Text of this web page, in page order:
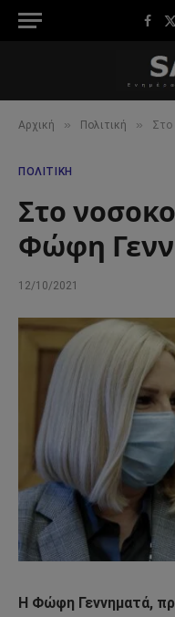
X
Αρχική » Πολιτική » Στο
ΠΟΛΙΤΙΚΉ
Στο
Φώφη
12/10/2021
Η Φώφη Γεννηματά,